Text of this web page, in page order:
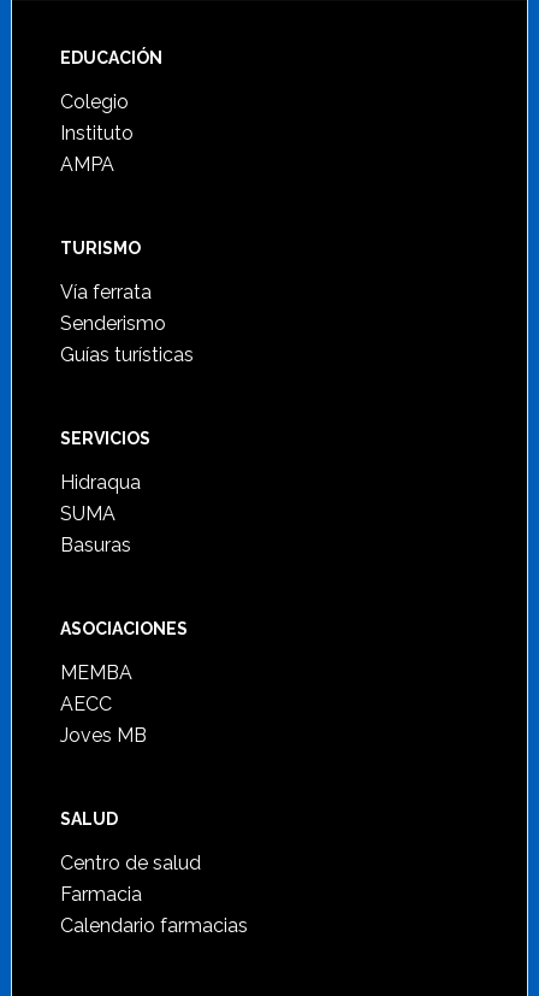
Footer
EDUCACIÓN
Colegio
Instituto
AMPA
TURISMO
Vía ferrata
Senderismo
Guías turísticas
SERVICIOS
Hidraqua
SUMA
Basuras
ASOCIACIONES
MEMBA
AECC
Joves MB
SALUD
Centro de salud
Farmacia
Calendario farmacias